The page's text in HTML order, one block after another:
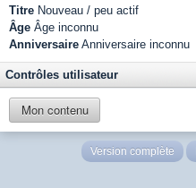
Titre Nouveau / peu actif
Âge Âge inconnu
Anniversaire Anniversaire inconnu
Contrôles utilisateur
Mon contenu
Version complète